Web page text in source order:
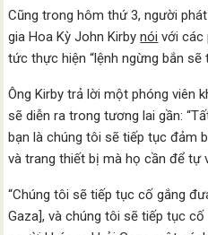
Cũng trong hôm thứ 3, người
gia Hoa Kỳ John Kirbynói với các
tức thực hiện “lệnh ngừng bắn
Ông Kirby trả lời một phóng viên
sẽ diễn ra trong tương lai gần:
bạn là chúng tôi sẽ tiếp tục đảm
và trang thiết bị mà họ cần để tự
“Chúng tôi sẽ tiếp tục cố gắng
Gaza], và chúng tôi sẽ tiếp tục